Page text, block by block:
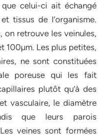
celui-ci ait échangé
tissus de l’organisme.
on retrouve les veinules,
100µm. Les plus petites,
ne sont constituées
poreuse qui les fait
plutôt qu’à des
vasculaire, le diamètre
que leurs parois
veines sont formées